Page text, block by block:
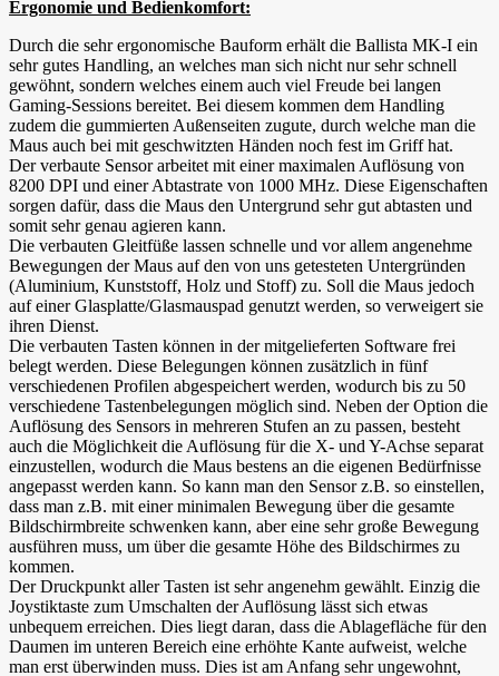
Ergonomie und Bedienkomfort:
Durch die sehr ergonomische Bauform erhält die Ballista MK-I ein
sehr gutes Handling, an welches man sich nicht nur sehr schnell
gewöhnt, sondern welches einem auch viel Freude bei langen
Gaming-Sessions bereitet. Bei diesem kommen dem Handling
zudem die gummierten Außenseiten zugute, durch welche man die
Maus auch bei mit geschwitzten Händen noch fest im Griff hat.
Der verbaute Sensor arbeitet mit einer maximalen Auflösung von
8200 DPI und einer Abtastrate von 1000 MHz. Diese Eigenschaften
sorgen dafür, dass die Maus den Untergrund sehr gut abtasten und
somit sehr genau agieren kann.
Die verbauten Gleitfüße lassen schnelle und vor allem angenehme
Bewegungen der Maus auf den von uns getesteten Untergründen
(Aluminium, Kunststoff, Holz und Stoff) zu. Soll die Maus jedoch
auf einer Glasplatte/Glasmauspad genutzt werden, so verweigert sie
ihren Dienst.
Die verbauten Tasten können in der mitgelieferten Software frei
belegt werden. Diese Belegungen können zusätzlich in fünf
verschiedenen Profilen abgespeichert werden, wodurch bis zu 50
verschiedene Tastenbelegungen möglich sind. Neben der Option die
Auflösung des Sensors in mehreren Stufen an zu passen, besteht
auch die Möglichkeit die Auflösung für die X- und Y-Achse separat
einzustellen, wodurch die Maus bestens an die eigenen Bedürfnisse
angepasst werden kann. So kann man den Sensor z.B. so einstellen,
dass man z.B. mit einer minimalen Bewegung über die gesamte
Bildschirmbreite schwenken kann, aber eine sehr große Bewegung
ausführen muss, um über die gesamte Höhe des Bildschirmes zu
kommen.
Der Druckpunkt aller Tasten ist sehr angenehm gewählt. Einzig die
Joystiktaste zum Umschalten der Auflösung lässt sich etwas
unbequem erreichen. Dies liegt daran, dass die Ablagefläche für den
Daumen im unteren Bereich eine erhöhte Kante aufweist, welche
man erst überwinden muss. Dies ist am Anfang sehr ungewohnt,